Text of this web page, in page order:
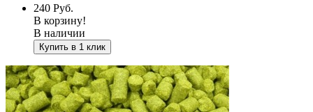
240 Руб.
В корзину!
В наличии
Купить в 1 клик